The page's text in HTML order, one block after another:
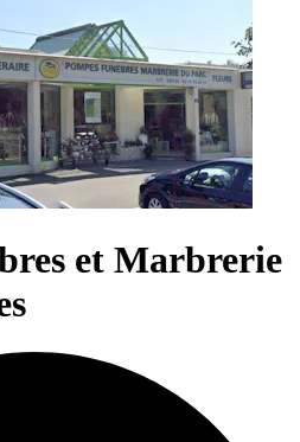
et Marbrerie